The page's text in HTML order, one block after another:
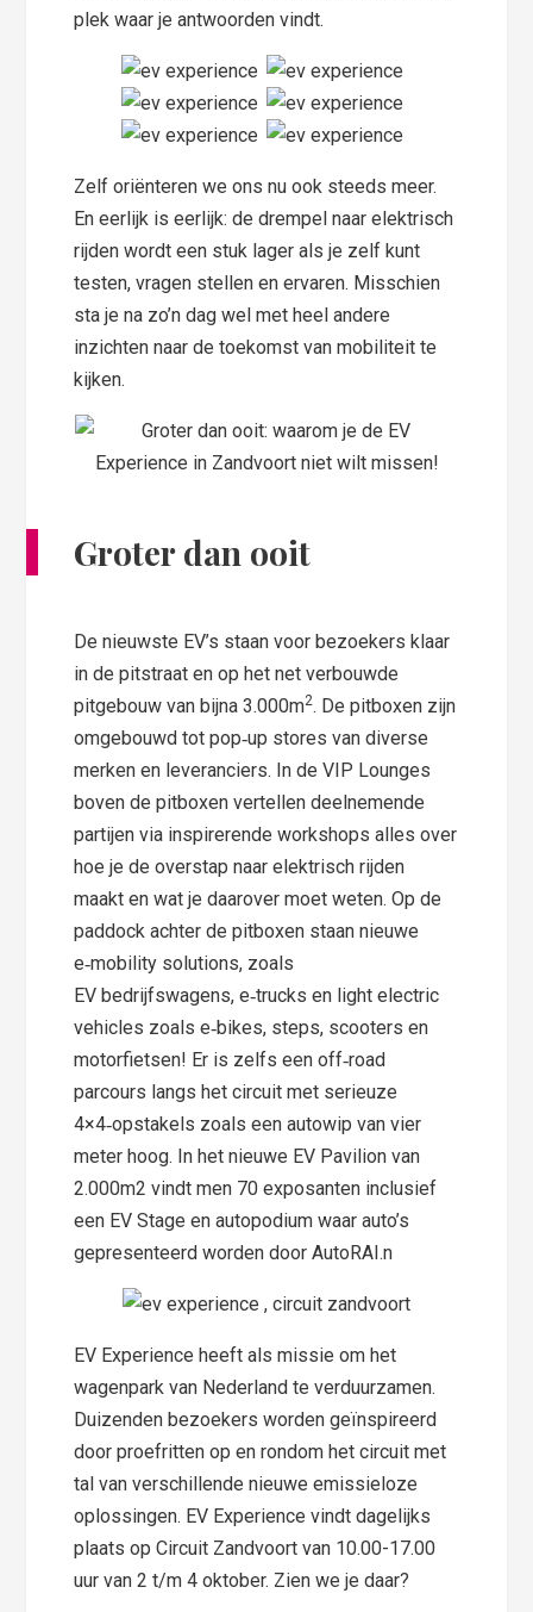
plek waar je antwoorden vindt.
Zelf oriënteren we ons nu ook steeds meer.
En eerlijk is eerlijk: de drempel naar elektrisch
rijden wordt een stuk lager als je zelf kunt
testen, vragen stellen en ervaren. Misschien
sta je na zo’n dag wel met heel andere
inzichten naar de toekomst van mobiliteit te
kijken.
Groter dan ooit
De nieuwste EV’s staan voor bezoekers klaar
in de pitstraat en op het net verbouwde
pitgebouw van bijna 3.000m2. De pitboxen zijn
omgebouwd tot pop‑up stores van diverse
merken en leveranciers. In de VIP Lounges
boven de pitboxen vertellen deelnemende
partijen via inspirerende workshops alles over
hoe je de overstap naar elektrisch rijden
maakt en wat je daarover moet weten. Op de
paddock achter de pitboxen staan nieuwe
e‑mobility solutions, zoals
EV bedrijfswagens, e‑trucks en light electric
vehicles zoals e‑bikes, steps, scooters en
motorfietsen! Er is zelfs een off‑road
parcours langs het circuit met serieuze
4×4‑opstakels zoals een autowip van vier
meter hoog. In het nieuwe EV Pavilion van
2.000m2 vindt men 70 exposanten inclusief
een EV Stage en autopodium waar auto’s
gepresenteerd worden door AutoRAI.n
EV Experience heeft als missie om het
wagenpark van Nederland te verduurzamen.
Duizenden bezoekers worden geïnspireerd
door proefritten op en rondom het circuit met
tal van verschillende nieuwe emissieloze
oplossingen. EV Experience vindt dagelijks
plaats op Circuit Zandvoort van 10.00-17.00
uur van 2 t/m 4 oktober. Zien we je daar?